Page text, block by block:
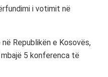
i votimit në
Republikën e Kosovës,
5 konferenca të